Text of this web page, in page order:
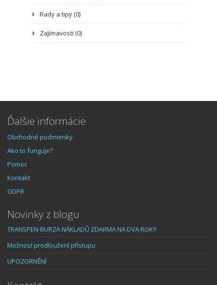
Rady a tipy (0)
Zajímavosti (0)
Ďalšie informácie
Obchodné podmienky
Ako to funguje?
Pomoc
Kontakt
GDPR
Novinky z blogu
TRANSPEN-BURZA NÁKLADŮ ZDARMA NA DVA ROKY
Možnost prodloužení přístupu
UPOZORNĚNÍ